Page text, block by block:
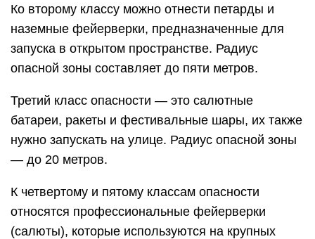
Ко второму классу можно отнести петарды и
наземные фейерверки, предназначенные для
запуска в открытом пространстве. Радиус
опасной зоны составляет до пяти метров.
Третий класс опасности — это салютные
батареи, ракеты и фестивальные шары, их также
нужно запускать на улице. Радиус опасной зоны
— до 20 метров.
К четвертому и пятому классам опасности
относятся профессиональные фейерверки
(салюты), которые используются на крупных